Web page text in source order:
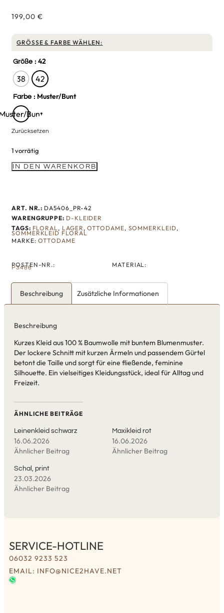
199,00 €
GRÖSSE & FARBE WÄHLEN:
Größe : 42
38 42
Farbe : Muster/Bunt
Bunt
Zurücksetzen
1 vorrätig
IN DEN WARENKORB
ART. NR.: DA5406_PR-42
WARENGRUPPE: D-KLEIDER
TAGS: FLORAL, LAGER ,OTTODAME, SOMMERKLEID,
SOMMERKLEID FLORAL
MARKE:OTTODAME
POSTEN-NR.: MATERIAL:
P3486
Beschreibung Zusätzliche Informationen
Beschreibung
Kurzes Kleid aus 100 % Baumwolle mit buntem Blumenmuster.
Der lockere Schnitt mit kurzen Ärmeln und passendem Gürtel
betont die Taille und sorgt für eine fließende, feminine
Silhouette. Ein vielseitiges Kleidungsstück, ideal für Alltag und
Freizeit.
ÄHNLICHE BEITRÄGE
Leinenkleid schwarz
16.06.2026
Ähnlicher Beitrag
Maxikleid rot
16.06.2026
Ähnlicher Beitrag
Schal, print
23.03.2026
Ähnlicher Beitrag
SERVICE-HOTLINE
06032 9233 523
EMAIL: INFO@NICE2HAVE.NET